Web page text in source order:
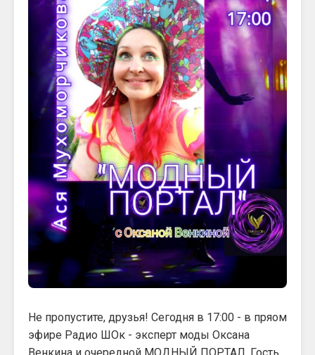
Не пропустите, друзья! Сегодня в 17:00 - в пряом
эфире Радио ШОк - эксперт моды Оксана